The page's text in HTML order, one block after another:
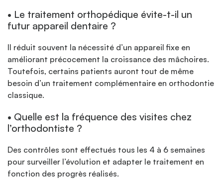
• Le traitement orthopédique évite-t-il un
futur appareil dentaire ?
Il réduit souvent la nécessité d’un appareil fixe en
améliorant précocement la croissance des mâchoires.
Toutefois, certains patients auront tout de même
besoin d’un traitement complémentaire en orthodontie
classique.
• Quelle est la fréquence des visites chez
l’orthodontiste ?
Des contrôles sont effectués tous les 4 à 6 semaines
pour surveiller l’évolution et adapter le traitement en
fonction des progrès réalisés.